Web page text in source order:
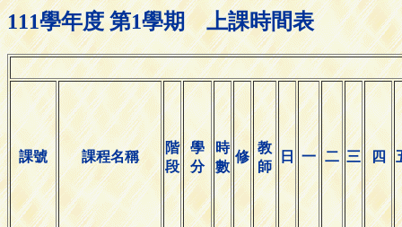
111學年度 第1學期 上課時間表
課號 課程名稱
階
段
學
分
時
數
修
教
師
日 一 二 三 四